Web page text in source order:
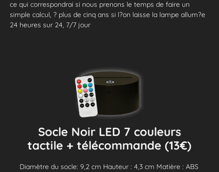
ce qui correspondrai si nous prenons le temps de faire un
simple calcul, ? plus de cinq ans si l?on laisse la lampe allum?e
24 heures sur 24, 7/7 jour
Socle Noir LED 7 couleurs
tactile + télécommande (13€)
Diamètre du socle: 9,2 cm Hauteur : 4,3 cm Matière : ABS